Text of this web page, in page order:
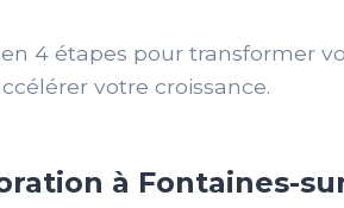
4 étapes pour transformer
votre croissance.
à Fontaines-